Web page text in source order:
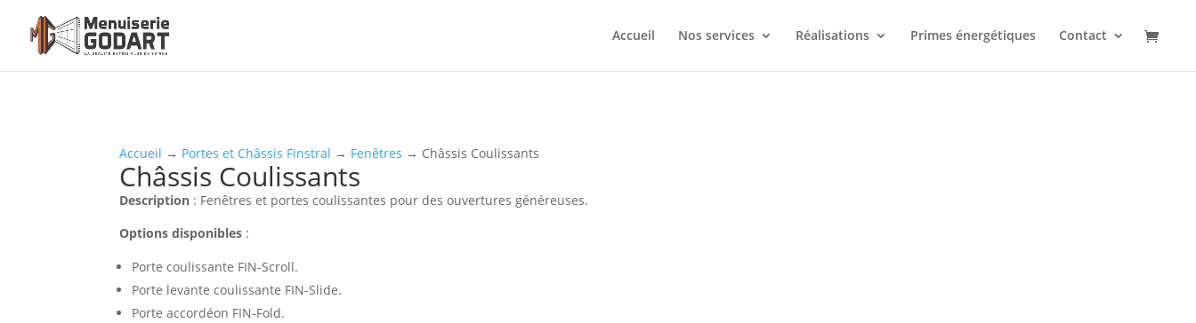
Accueil Nos services Réalisations Primes énergétiques Contact
Accueil → Portes et Châssis Finstral → Fenêtres → Châssis Coulissants
Châssis Coulissants
Description : Fenêtres et portes coulissantes pour des ouvertures généreuses.
Options disponibles :
Porte coulissante FIN-Scroll.
Porte levante coulissante FIN-Slide.
Porte accordéon FIN-Fold.